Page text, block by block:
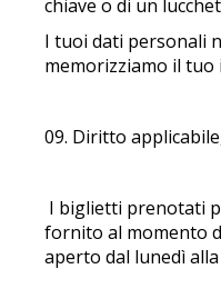
chiave o di un
I tuoi dati personali
memorizziamo il
09. Diritto
I biglietti prenotati
fornito al momento
aperto dal lunedì alla